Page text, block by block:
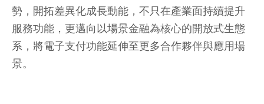
勢，開拓差異化成長動能，不只在產業面持續提升
服務功能，更邁向以場景金融為核心的開放式生態
系，將電子支付功能延伸至更多合作夥伴與應用場
景。